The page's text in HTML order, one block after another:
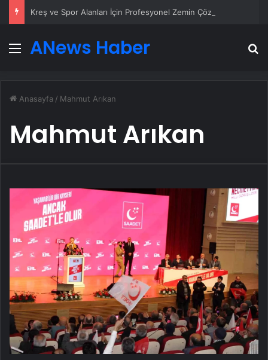
Kreş ve Spor Alanları İçin Profesyonel Zemin Çözümleri
MenüANews Haber
Anasayfa / Mahmut Arıkan
Mahmut Arıkan